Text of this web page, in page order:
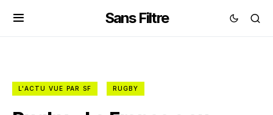
Sans Filtre
L'ACTU VUE PAR SF RUGBY